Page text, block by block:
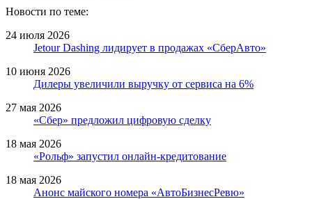
Новости по теме:
24 июля 2026
Jetour Dashing лидирует в продажах «СберАвто»
10 июня 2026
Дилеры увеличили выручку от сервиса на 6%
27 мая 2026
«Сбер» предложил цифровую сделку
18 мая 2026
«Рольф» запустил онлайн-кредитование
18 мая 2026
Анонс майского номера «АвтоБизнесРевю»